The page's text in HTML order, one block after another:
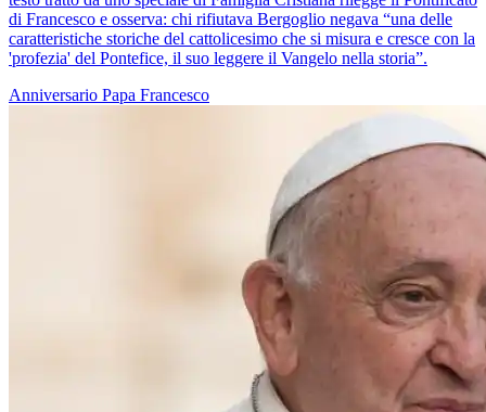
di Francesco e osserva: chi rifiutava Bergoglio negava “una delle
caratteristiche storiche del cattolicesimo che si misura e cresce con la
'profezia' del Pontefice, il suo leggere il Vangelo nella storia”.
Anniversario Papa Francesco